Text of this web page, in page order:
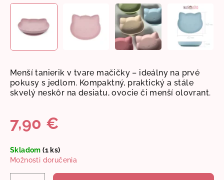
Menší tanierik v tvare mačičky – ideálny na prvé
pokusy s jedlom. Kompaktný, praktický a stále
skvelý neskôr na desiatu, ovocie či menší olovrant.
7,90 €
cena:
Skladom(1 ks)
Možnosti doručenia